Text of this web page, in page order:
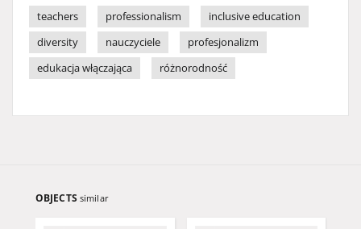
teachers
professionalism
inclusive education
diversity
nauczyciele
profesjonalizm
edukacja włączająca
różnorodność
OBJECTS similar